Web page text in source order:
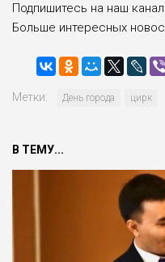
Подпишитесь на наш
Больше интересных
Метки: День города цирк
В ТЕМУ...